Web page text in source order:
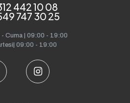
442 10 08
747 30 25
- Cuma | 09:00 - 19:00
09:00 - 19:00